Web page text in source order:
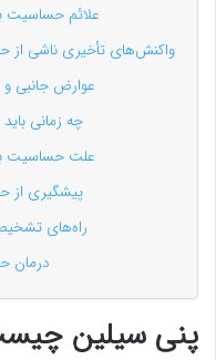
علائم حساسیت
واکنش‌های تأخیری ناشی از
عوارض جانبی و
چه زمانی
علت حساسیت
پیشگیری از
راه‌های
درمان
پنی سیلین